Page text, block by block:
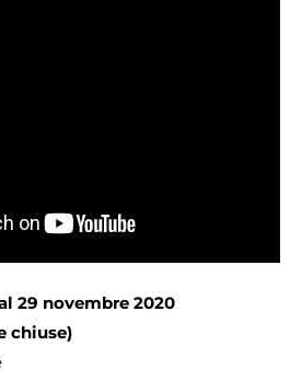
29 novembre 2020
chiuse)